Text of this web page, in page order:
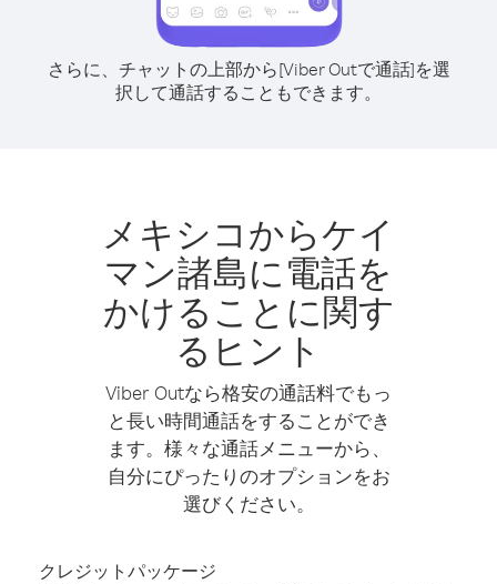
さらに、チャットの上部から[Viber Outで通話]を選
択して通話することもできます。
メキシコからケイ
マン諸島に電話を
かけることに関す
るヒント
Viber Outなら格安の通話料でもっ
と長い時間通話をすることができ
ます。様々な通話メニューから、
自分にぴったりのオプションをお
選びください。
クレジットパッケージ